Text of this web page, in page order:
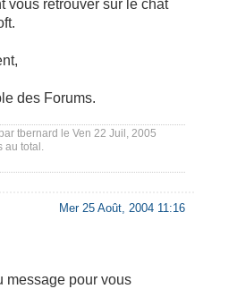
vous retrouver sur le chat
des Forums.
tbernard le Ven 22 Juil, 2005
au total.
Mer 25 Août, 2004 11:16
message pour vous